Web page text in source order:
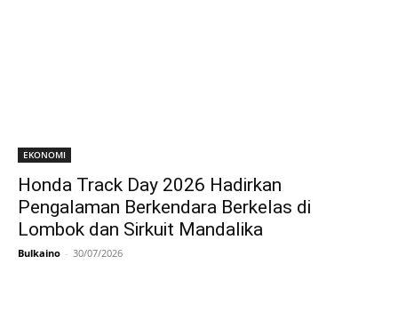
EKONOMI
Honda Track Day 2026 Hadirkan
Pengalaman Berkendara Berkelas di
Lombok dan Sirkuit Mandalika
Bulkaino - 30/07/2026